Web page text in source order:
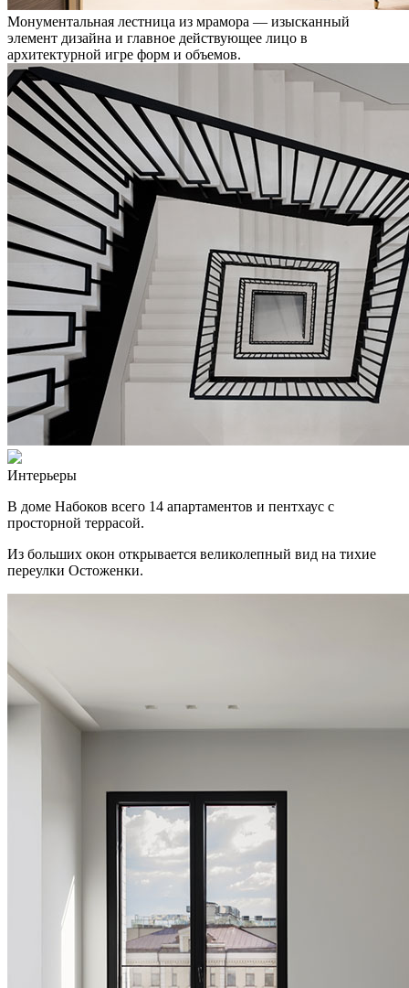
Монументальная лестница из мрамора — изысканный
элемент дизайна и главное действующее лицо в
архитектурной игре форм и объемов.
Интерьеры
В доме Набоков всего 14 апартаментов и пентхаус с
просторной террасой.
Из больших окон открывается великолепный вид на тихие
переулки Остоженки.